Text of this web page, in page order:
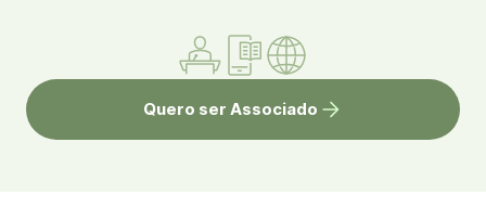
Quero ser Associado